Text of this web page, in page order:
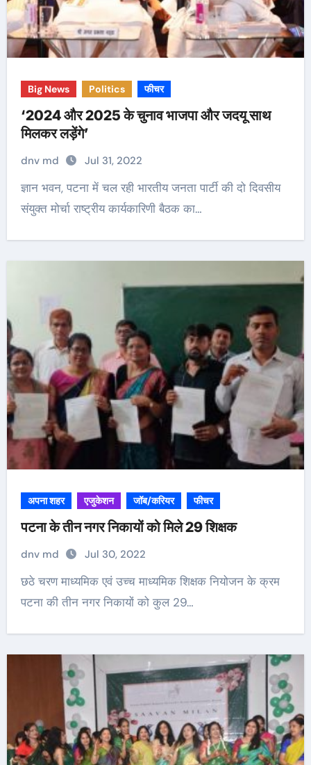
Big News Politics फीचर
‘2024 और 2025 के चुनाव भाजपा और जदयू साथ
मिलकर लड़ेंगे’
dnv md Jul 31, 2022
ज्ञान भवन, पटना में चल रही भारतीय जनता पार्टी की दो दिवसीय
संयुक्त मोर्चा राष्ट्रीय कार्यकारिणी बैठक का…
अपना शहर एजुकेशन जॉब/करियर फीचर
पटना के तीन नगर निकायों को मिले 29 शिक्षक
dnv md Jul 30, 2022
छठे चरण माध्यमिक एवं उच्च माध्यमिक शिक्षक नियोजन के क्रम
पटना की तीन नगर निकायों को कुल 29…